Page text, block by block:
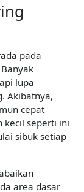
pada
lupa
Akibatnya,
cepat
kecil seperti ini
sibuk setiap
area dasar